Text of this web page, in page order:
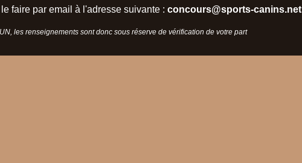
faire par email à l'adresse suivante : concours@sports-canins.net
les renseignements sont donc sous réserve de vérification de votre part